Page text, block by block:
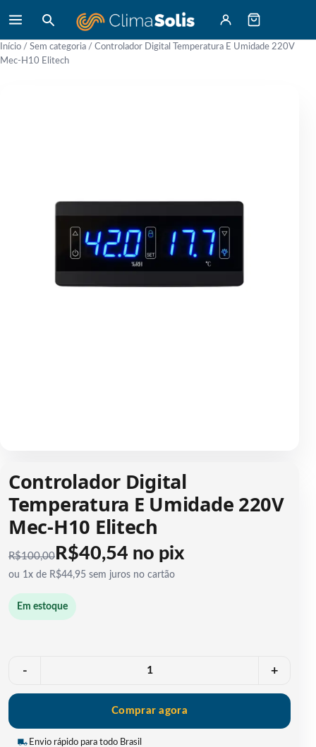
Início / Sem categoria / Controlador Digital Temperatura E Umidade 220V
Mec-H10 Elitech
Controlador Digital
Temperatura E Umidade 220V
Mec-H10 Elitech
R$100,00 R$40,54 no pix
ou 1x de R$44,95 sem juros no cartão
Em estoque
- +
Comprar agora
Envio rápido para todo Brasil